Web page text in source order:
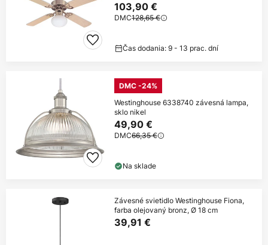
103,90 €
DMC128,65 €
Čas dodania: 9 - 13 prac. dní
DMC -24%
Westinghouse 6338740 závesná lampa,
sklo nikel
49,90 €
DMC66,35 €
Na sklade
Závesné svietidlo Westinghouse Fiona,
farba olejovaný bronz, Ø 18 cm
39,91 €